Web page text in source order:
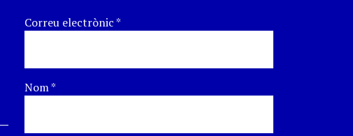
Correu electrònic*
Nom*